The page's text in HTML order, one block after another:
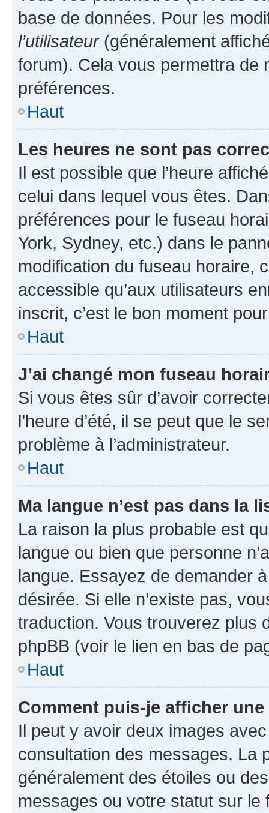
base de données. Pour les
l’utilisateur(généralement
forum). Cela vous permettra de
préférences.
Haut
Les heures ne sont pas
Il est possible que l’heure
celui dans lequel vous êtes.
préférences pour le fuseau
York, Sydney, etc.) dans le
modification du fuseau horaire,
accessible qu’aux utilisateurs
inscrit, c’est le bon moment
Haut
J’ai changé mon fuseau
Si vous êtes sûr d’avoir
l’heure d’été, il se peut que le
problème à l’administrateur.
Haut
Ma langue n’est pas dans la
La raison la plus probable est
langue ou bien que personne
langue. Essayez de demander
désirée. Si elle n’existe pas,
traduction. Vous trouverez plus
phpBB (voir le lien en bas de
Haut
Comment puis-je afficher
Il peut y avoir deux images
consultation des messages. La
généralement des étoiles ou
messages ou votre statut sur